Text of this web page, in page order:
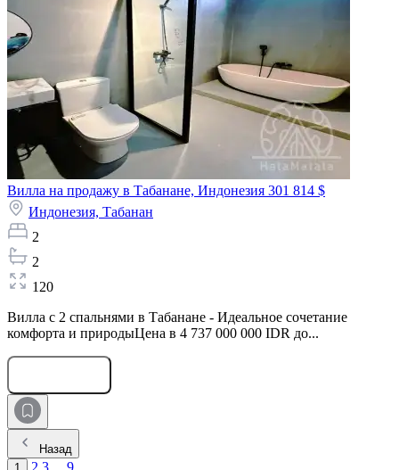
Вилла на продажу в Табанане, Индонезия 301 814 $
Индонезия, Табанан
2
2
120
Вилла с 2 спальнями в Табанане - Идеальное сочетание
комфорта и природыЦена в 4 737 000 000 IDR до...
Назад